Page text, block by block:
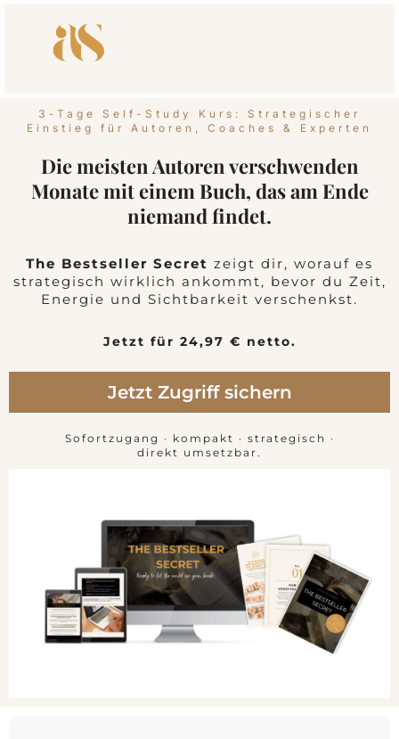
3-Tage Self-Study Kurs: Strategischer
Einstieg für Autoren, Coaches & Experten
Die meisten Autoren verschwenden
Monate mit einem Buch, das am Ende
niemand findet.
The Bestseller Secret zeigt dir, worauf es
strategisch wirklich ankommt, bevor du Zeit,
Energie und Sichtbarkeit verschenkst.
Jetzt für 24,97 € netto.
Jetzt Zugriff sichern
Sofortzugang · kompakt · strategisch ·
direkt umsetzbar.